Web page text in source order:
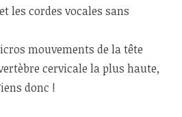
les cordes vocales sans
mouvements de la tête
cervicale la plus haute,
donc !